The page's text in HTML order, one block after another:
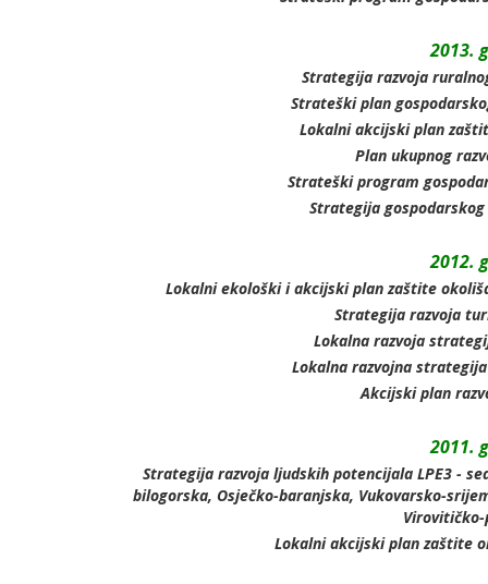
2013.
Strategija razvoja
Strateški plan
Lokalni akcijski plan
Plan ukupnog
Strateški program
Strategija
2012.
Lokalni ekološki i akcijski plan zaštite
Strategija razvoja
Lokalna razvoja
Lokalna razvojna
Akcijski plan
2011.
Strategija razvoja ljudskih potencijala LPE3 -
bilogorska, Osječko-baranjska, Vukovarsko-
Lokalni akcijski plan zaštite